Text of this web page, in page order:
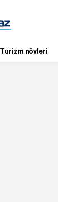
Turizm növləri